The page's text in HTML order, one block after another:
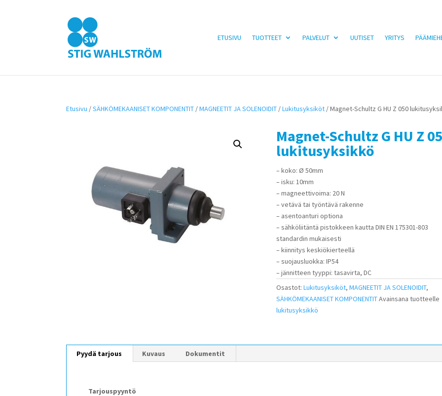
ETUSIVU TUOTTEET PALVELUT UUTISET YRITYS
Etusivu /SÄHKÖMEKAANISET KOMPONENTIT /MAGNEETIT JA SOLENOIDIT /Lukitusyksiköt / Magnet-Schultz G HU Z 050
Magnet-Schultz G HU Z
lukitusyksikkö
– koko: Ø 50mm
– isku: 10mm
– magneettivoima: 20 N
– vetävä tai työntävä rakenne
– asentoanturi optiona
– sähköliitäntä pistokkeen kautta DIN EN 175301-803
standardin mukaisesti
– kiinnitys keskiökierteellä
– suojausluokka: IP54
– jännitteen tyyppi: tasavirta, DC
Osastot:Lukitusyksiköt,MAGNEETIT JA SOLENOIDIT,
SÄHKÖMEKAANISET KOMPONENTITAvainsana tuotteelle
lukitusyksikkö
Pyydä tarjous Kuvaus Dokumentit
Tarjouspyyntö